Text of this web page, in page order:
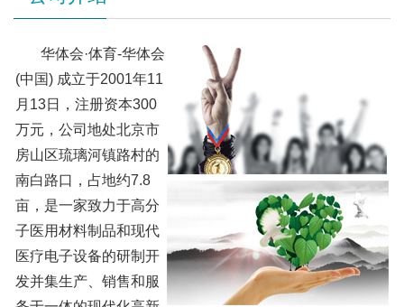
华体会·体育-华体会
(中国) 成立于2001年11
月13日，注册资本300
万元，公司地处北京市
房山区琉璃河镇路村的
南白路口，占地约7.8
亩，是一家致力于高分
子医用材料制品和现代
医疗电子设备的研制开
发并集生产、销售和服